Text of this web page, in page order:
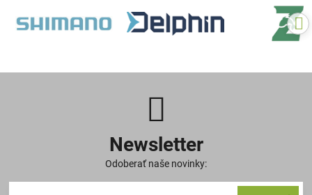
Newsletter
Odoberať naše novinky: